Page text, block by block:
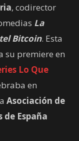
, codirector
La
Bitcoin. Esta
su premiere en
Lo Que
en
Asociación de
España